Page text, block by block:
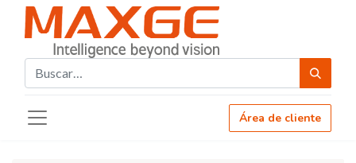
Área de cliente